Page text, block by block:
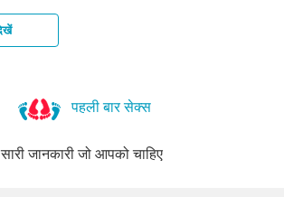
पहली बार सेक्स
सारी जानकारी जो आपको चाहिए